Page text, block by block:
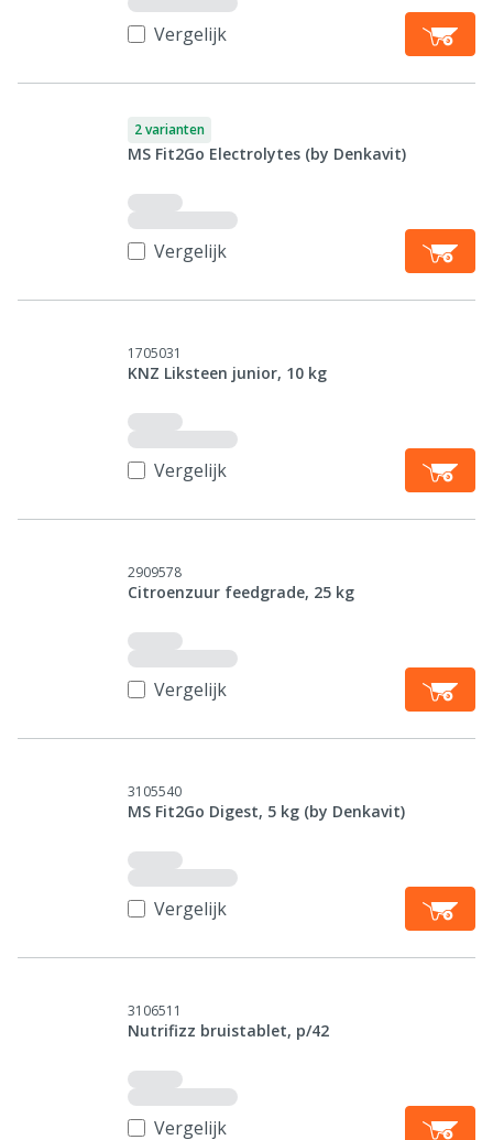
Vergelijk
2 varianten
MS Fit2Go Electrolytes (by Denkavit)
Vergelijk
1705031
KNZ Liksteen junior, 10 kg
Vergelijk
2909578
Citroenzuur feedgrade, 25 kg
Vergelijk
3105540
MS Fit2Go Digest, 5 kg (by Denkavit)
Vergelijk
3106511
Nutrifizz bruistablet, p/42
Vergelijk